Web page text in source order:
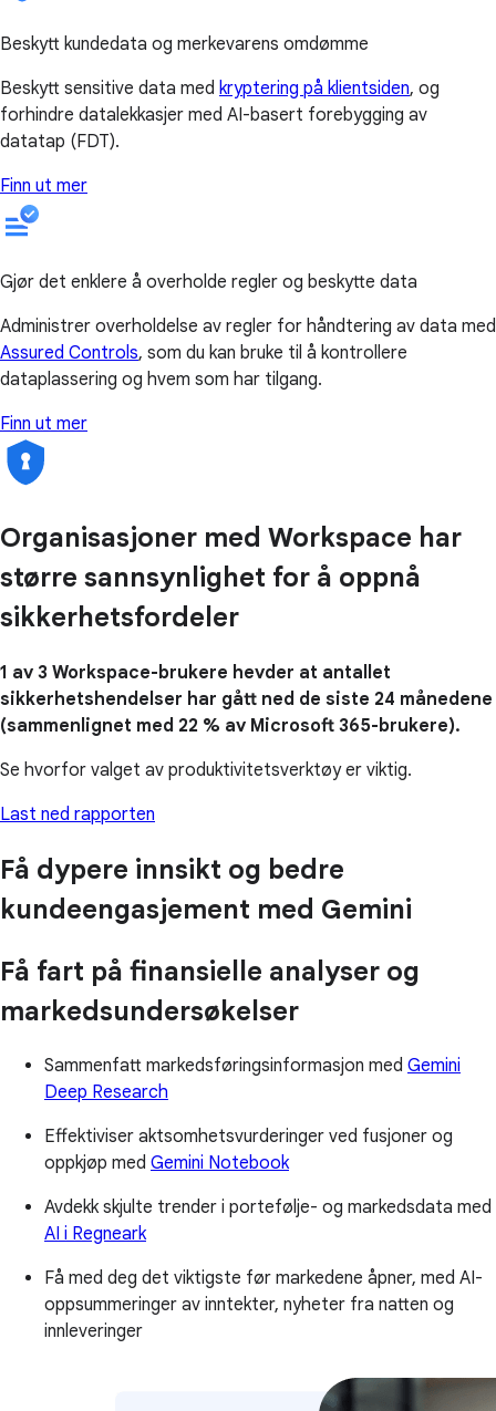
Beskytt kundedata og merkevarens omdømme
Beskytt sensitive data med kryptering på klientsiden, og
forhindre datalekkasjer med AI-basert forebygging av
datatap (FDT).
Finn ut mer
Gjør det enklere å overholde regler og beskytte data
Administrer overholdelse av regler for håndtering av data med
Assured Controls, som du kan bruke til å kontrollere
dataplassering og hvem som har tilgang.
Finn ut mer
Organisasjoner med Workspace har
større sannsynlighet for å oppnå
sikkerhetsfordeler
1 av 3 Workspace-brukere hevder at antallet
sikkerhetshendelser har gått ned de siste 24 månedene
(sammenlignet med 22 % av Microsoft 365-brukere).
Se hvorfor valget av produktivitetsverktøy er viktig.
Last ned rapporten
Få dypere innsikt og bedre
kundeengasjement med Gemini
Få fart på finansielle analyser og
markedsundersøkelser
Sammenfatt markedsføringsinformasjon med Gemini
Deep Research
Effektiviser aktsomhetsvurderinger ved fusjoner og
oppkjøp med Gemini Notebook
Avdekk skjulte trender i portefølje- og markedsdata med
AI i Regneark
Få med deg det viktigste før markedene åpner, med AI-
oppsummeringer av inntekter, nyheter fra natten og
innleveringer